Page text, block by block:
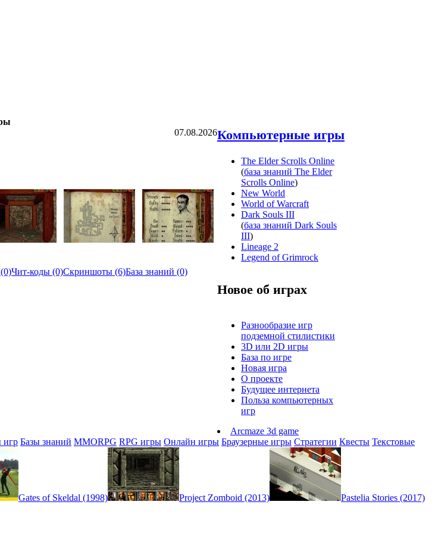
07.08.2026
Чит-коды (0)Скриншоты (6)База знаний (0)
Компьютерные игры
The Elder Scrolls Online
(база знаний The Elder
Scrolls Online)
New World
World of Warcraft
Dark Souls III
(база знаний Dark Souls
III)
Lineage 2
Legend of Grimrock
Новое об играх
Разнообразие игр
подземной стилистики
3D или 2D игры
База по игре
Новая игра
О проекте
Будущее интернета
Польза компьютерных
игр
Arcmaze 3d game
Базы знаний MMORPG RPG игры Онлайн игры Браузерные игры Стратегии Квесты Текстовые
Gates of Skeldal (1998) Project Zomboid (2013) Pastelia Stories (2017)